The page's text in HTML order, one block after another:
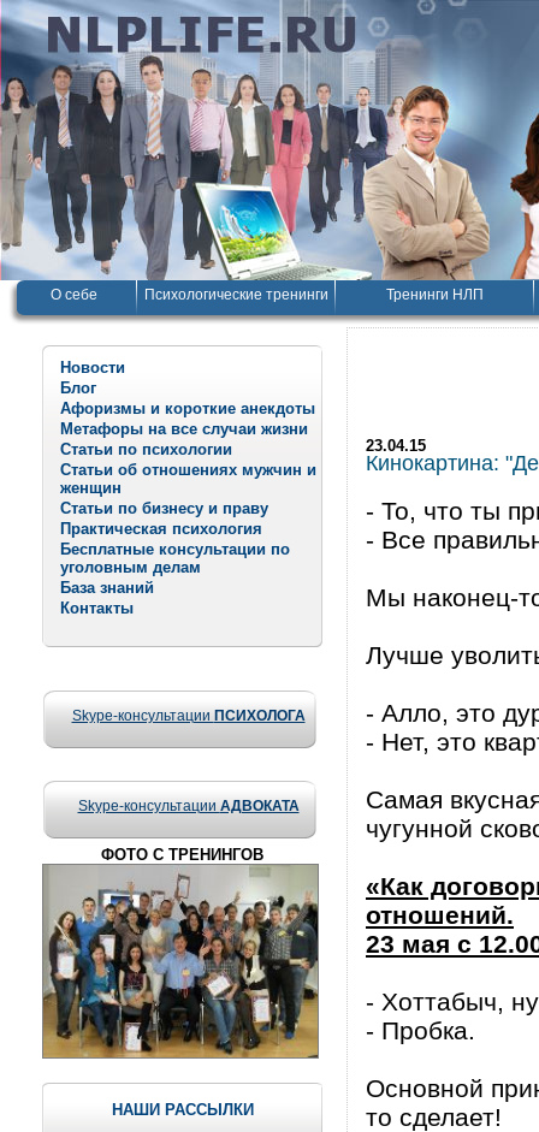
О себе Психологические тренинги Тренинги НЛП
Новости
Блог
Афоризмы и короткие анекдоты
Метафоры на все случаи жизни
Статьи по психологии
Статьи об отношениях мужчин и
женщин
Статьи по бизнесу и праву
Практическая психология
Бесплатные консультации по
уголовным делам
База знаний
Контакты
Skype-консультации ПСИХОЛОГА
Skype-консультации АДВОКАТА
ФОТО С ТРЕНИНГОВ
НАШИ РАССЫЛКИ
23.04.15
Кинокартина:
- То, что ты
- Все
Мы наконец-
Лучше
- Алло, это
- Нет, это
Самая
чугунной
«Как
отношений.
23 мая с
- Хоттабыч,
- Пробка.
Основной
то сделает!